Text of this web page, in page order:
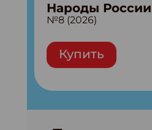
Народы России
№8 (2026)
Купить